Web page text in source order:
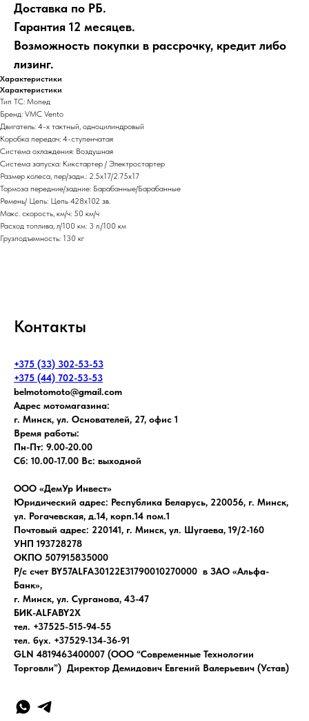
Доставка по РБ.
Гарантия 12 месяцев.
Возможность покупки в рассрочку, кредит либо
лизинг.
Характеристики
Характеристики
Тип ТС: Мопед
Бренд: VMC Vento
Двигатель: 4-х тактный, одноцилиндровый
Коробка передач: 4-ступенчатая
Система охлаждения: Воздушная
Система запуска: Кикстартер / Электростартер
Размер колеса, пер/задн.: 2.5х17/2.75х17
Тормоза передние/задние: Барабанные/Барабанные
Ремень/ Цепь: Цепь 428х102 зв.
Макс. скорость, км/ч: 50 км/ч
Расход топлива, л/100 км: 3 л./100 км
Грузподъемность: 130 кг
Контакты
+375 (33) 302-53-53
+375 (44) 702-53-53
belmotomoto@gmail.com
Адрес мотомагазина:
г. Минск, ул. Основателей, 27, офис 1
Время работы:
Пн-Пт: 9.00-20.00
Сб: 10.00-17.00 Вс: выходной
ООО «ДемУр Инвест»
Юридический адрес: Республика Беларусь, 220056, г. Минск,
ул. Рогачевская, д.14, корп.14 пом.1
Почтовый адрес: 220141, г. Минск, ул. Шугаева, 19/2-160
УНП 193728278
ОКПО 507915835000
Р/с счет BY57ALFA30122E31790010270000 в ЗАО «Альфа-
Банк»,
г. Минск, ул. Сурганова, 43-47
БИК-ALFABY2X
тел. +37525-515-94-55
тел. бух. +37529-134-36-91
GLN 4819463400007 (ООО “Современные Технологии
Торговли”) Директор Демидович Евгений Валерьевич (Устав)